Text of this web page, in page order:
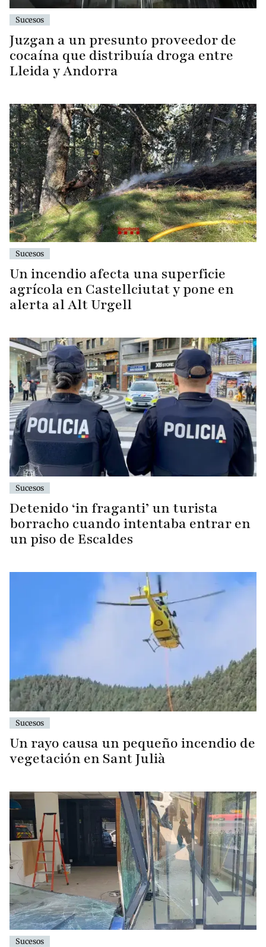
Sucesos
Juzgan a un presunto proveedor de
cocaína que distribuía droga entre
Lleida y Andorra
Sucesos
Un incendio afecta una superficie
agrícola en Castellciutat y pone en
alerta al Alt Urgell
Sucesos
Detenido ‘in fraganti’ un turista
borracho cuando intentaba entrar en
un piso de Escaldes
Sucesos
Un rayo causa un pequeño incendio de
vegetación en Sant Julià
Sucesos